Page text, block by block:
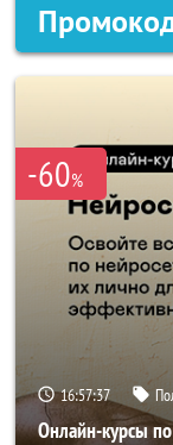
-60%
16:57:34
Онлайн-курсы